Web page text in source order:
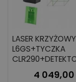
LASER
L6GS+TYCZKA
Cena
4 049,00